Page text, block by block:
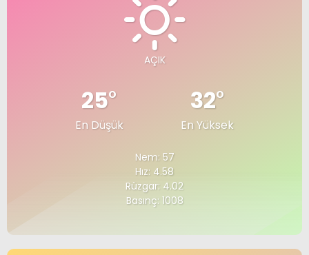
AÇIK
25°
En Düşük
32°
En Yüksek
Nem: 57
Hız: 4.58
Rüzgar: 4.02
Basınç: 1008